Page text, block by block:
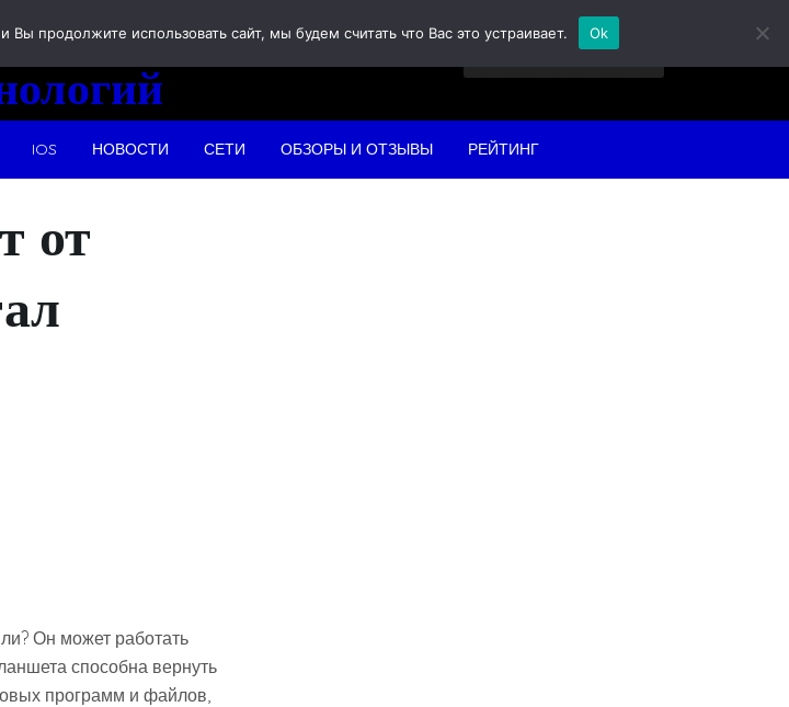
IOS НОВОСТИ СЕТИ ОБЗОРЫ И ОТЗЫВЫ РЕЙТИНГ
от
Он может работать
способна вернуть
программ и файлов,
продолжите использовать сайт, мы будем считать что Вас это устраивает. Ok